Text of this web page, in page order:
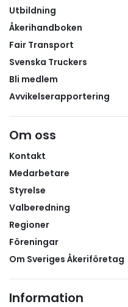
omfattande trafik över
förberedelser vara
transportkostnader
Utbildning
Åkerihandboken
Fair Transport
Svenska Truckers
Bli medlem
Avvikelserapportering
Om oss
Kontakt
Medarbetare
Styrelse
Valberedning
Regioner
Föreningar
Om Sveriges Åkeriföretag
Information